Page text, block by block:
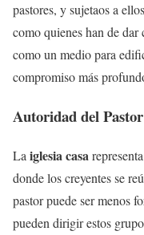
pastores, y sujetaos a
como quienes han de dar
como un medio para
compromiso más
Autoridad del
La iglesia casa
donde los creyentes se
pastor puede ser menos
pueden dirigir estos